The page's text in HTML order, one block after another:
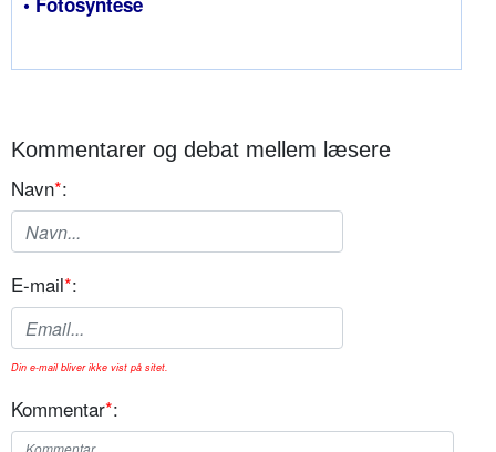
Kommentarer og debat mellem læsere
Navn*:
E-mail*:
Din e-mail bliver ikke vist på sitet.
Kommentar*: